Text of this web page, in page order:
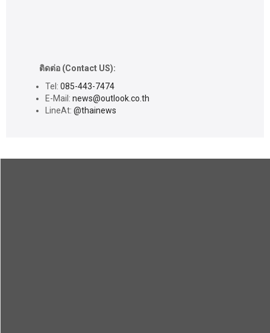
ติดต่อ (Contact US):
Tel: 085-443-7474
E-Mail: news@outlook.co.th
LineAt: @thainews